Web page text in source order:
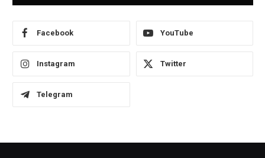
Facebook YouTube
Instagram Twitter
Telegram